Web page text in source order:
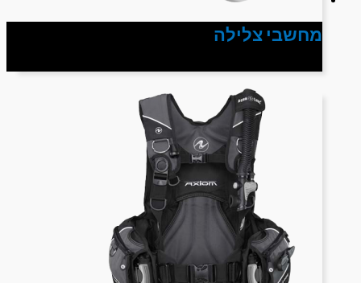
מחשבי צלילה